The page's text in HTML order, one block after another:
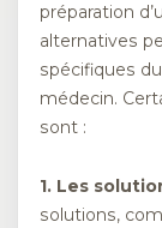
préparation
alternatives
spécifiques
médecin.
sont :
1. Les
solutions,